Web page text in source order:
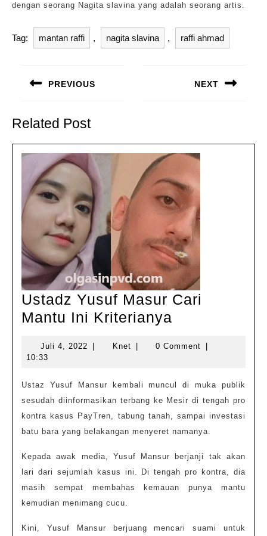
dengan seorang Nagita slavina yang adalah seorang artis.
Tag: mantan raffi , nagita slavina , raffi ahmad
pos
PREVIOUS
post:
NEXT
Related Post
Ustadz Yusuf Masur Cari
Mantu Ini Kriterianya
Masur
Mantu
Ini
Kriterianya
Juli 4, 2022 Juli
| KnetKnet
| 0 Comment
|
10:33
Ustaz Yusuf Mansur kembali muncul di muka publik
sesudah diinformasikan terbang ke Mesir di tengah pro
kontra kasus PayTren, tabung tanah, sampai investasi
batu bara yang belakangan menyeret namanya.
Kepada awak media, Yusuf Mansur berjanji tak akan
lari dari sejumlah kasus ini. Di tengah pro kontra, dia
masih sempat membahas kemauan punya mantu
kemudian menimang cucu.
Kini, Yusuf Mansur berjuang mencari suami untuk